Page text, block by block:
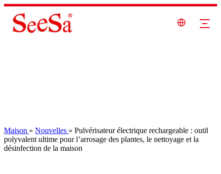
Maison » Nouvelles » Pulvérisateur électrique rechargeable : outil
polyvalent ultime pour l’arrosage des plantes, le nettoyage et la
désinfection de la maison